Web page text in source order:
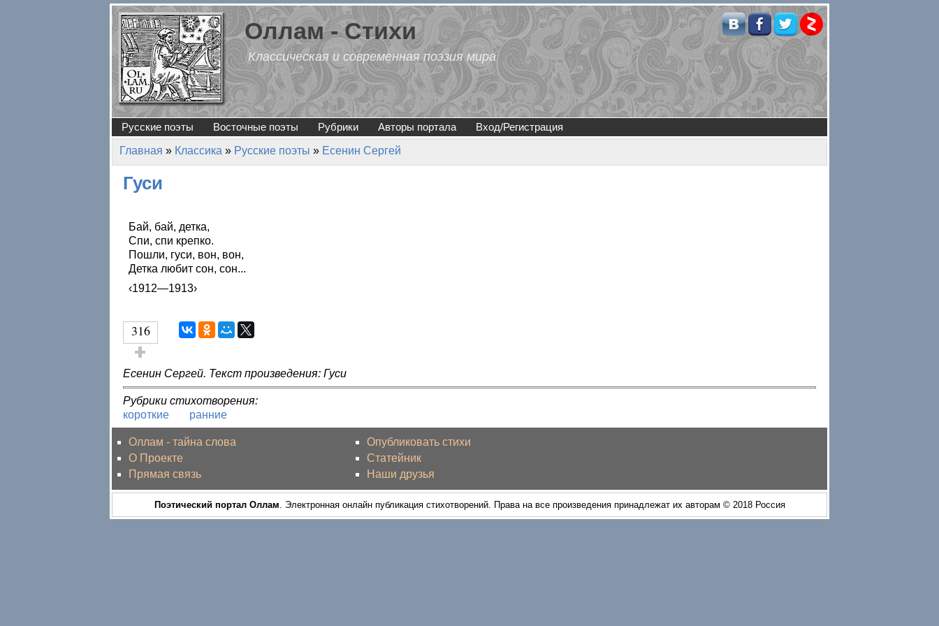
Перейти к основному содержанию
Оллам - Стихи
Классическая и современная поэзия мира
Русские поэты Восточные поэты Рубрики Авторы портала Вход/Регистрация
Вы здесь
Главная » Классика » Русские поэты » Есенин Сергей
Гуси
Бай, бай, детка,
Спи, спи крепко.
Пошли, гуси, вон, вон,
Детка любит сон, сон...
‹1912—1913›
316
Голос за!
Есенин Сергей. Текст произведения: Гуси
Рубрики стихотворения:
короткие
ранние
Оллам - тайна слова
О Проекте
Прямая связь
Опубликовать стихи
Статейник
Наши друзья
Поэтический портал Оллам . Электронная онлайн публикация стихотворений. Права на все произведения принадлежат их авторам © 2018 Россия